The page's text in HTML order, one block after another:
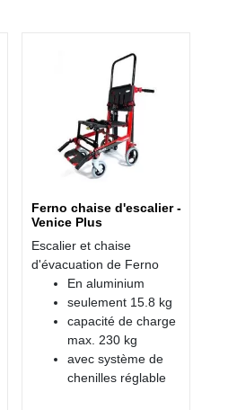
Ferno chaise d'escalier -
Venice Plus
Escalier et chaise
d'évacuation de Ferno
En aluminium
seulement 15.8 kg
capacité de charge
max. 230 kg
avec système de
chenilles réglable